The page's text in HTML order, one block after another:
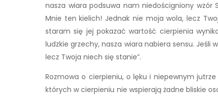
nasza wiara podsuwa nam niedościgniony wzór
Mnie ten kielich! Jednak nie moja wola, lecz
staram się jej pokazać wartość cierpienia
ludzkie grzechy, nasza wiara nabiera sensu. Jeśli
lecz Twoja niech się stanie”.
Rozmowa o cierpieniu, o lęku i niepewnym
których w cierpieniu nie wspierają żadne bliskie